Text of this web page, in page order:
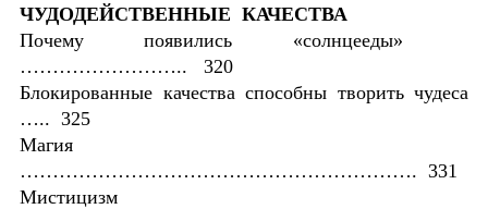
ЧУДОДЕЙСТВЕННЫЕ КАЧЕСТВА
Почему появились «солнцееды»
…………………….. 320
Блокированные качества способны творить чудеса
….. 325
Магия
……………………………………………………. 331
Мистицизм